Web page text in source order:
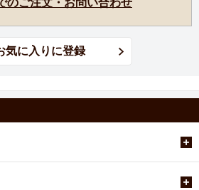
のご注文・お問い合わせ